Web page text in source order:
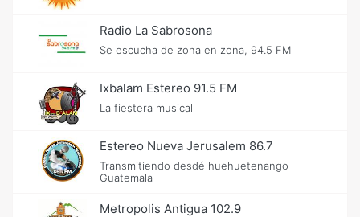
Radio La Sabrosona
Se escucha de zona en zona, 94.5 FM
Ixbalam Estereo 91.5 FM
La fiestera musical
Estereo Nueva Jerusalem 86.7
Transmitiendo desdé huehuetenango
Guatemala
Metropolis Antigua 102.9